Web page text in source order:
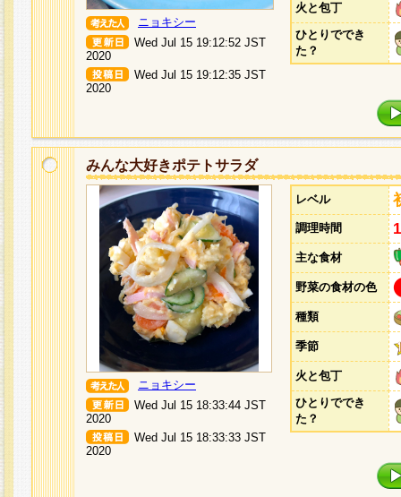
ニョキシー
Wed Jul 15 19:12:52 JST
2020
Wed Jul 15 19:12:35 JST
2020
火と包丁
ひとりででき
た？
みんな大好きポテトサラダ
ニョキシー
Wed Jul 15 18:33:44 JST
2020
Wed Jul 15 18:33:33 JST
2020
レベル
調理時間
主な食材
野菜の食材の色
種類
季節
火と包丁
ひとりででき
た？